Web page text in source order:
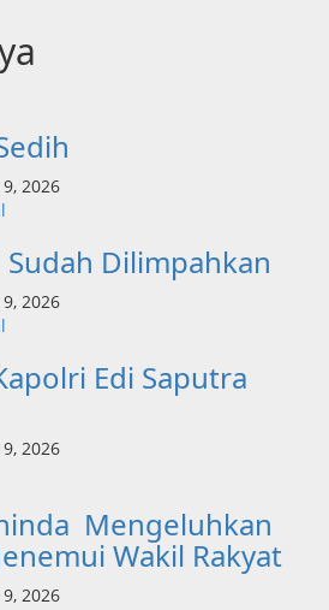
2026
Sudah Dilimpahkan
2026
Edi Saputra
2026
Mengeluhkan
Wakil Rakyat
2026